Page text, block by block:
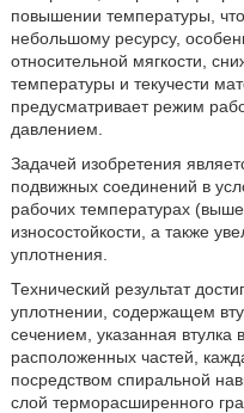
повышении температуры,
небольшому ресурсу,
относительной мягкости,
температуры и текучести
предусматривает режим
давлением.
Задачей изобретения
подвижных соединений в
рабочих температурах
износостойкости, а также
уплотнения.
Технический результат
уплотнении, содержащем
сечением, указанная втулка
расположенных частей,
посредством спиральной
слой терморасширенного